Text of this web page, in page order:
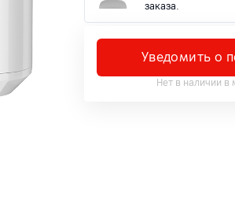
заказа.
Уведомить о
Нет в наличии в